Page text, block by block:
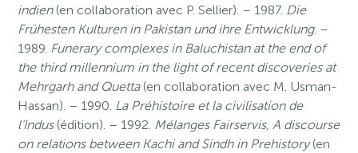
indien(en collaboration avec P. Sellier). – 1987. Die
Frühesten Kulturen in Pakistan und ihre Entwicklung. –
1989. Funerary complexes in Baluchistan at the end of
the third millennium in the light of recent discoveries at
Mehrgarh and Quetta(en collaboration avec M. Usman-
Hassan). – 1990. La Préhistoire et la civilisation de
l’Indus(édition). – 1992. Mélanges Fairservis, A discourse
on relations between Kachi and Sindh in Prehistory(en